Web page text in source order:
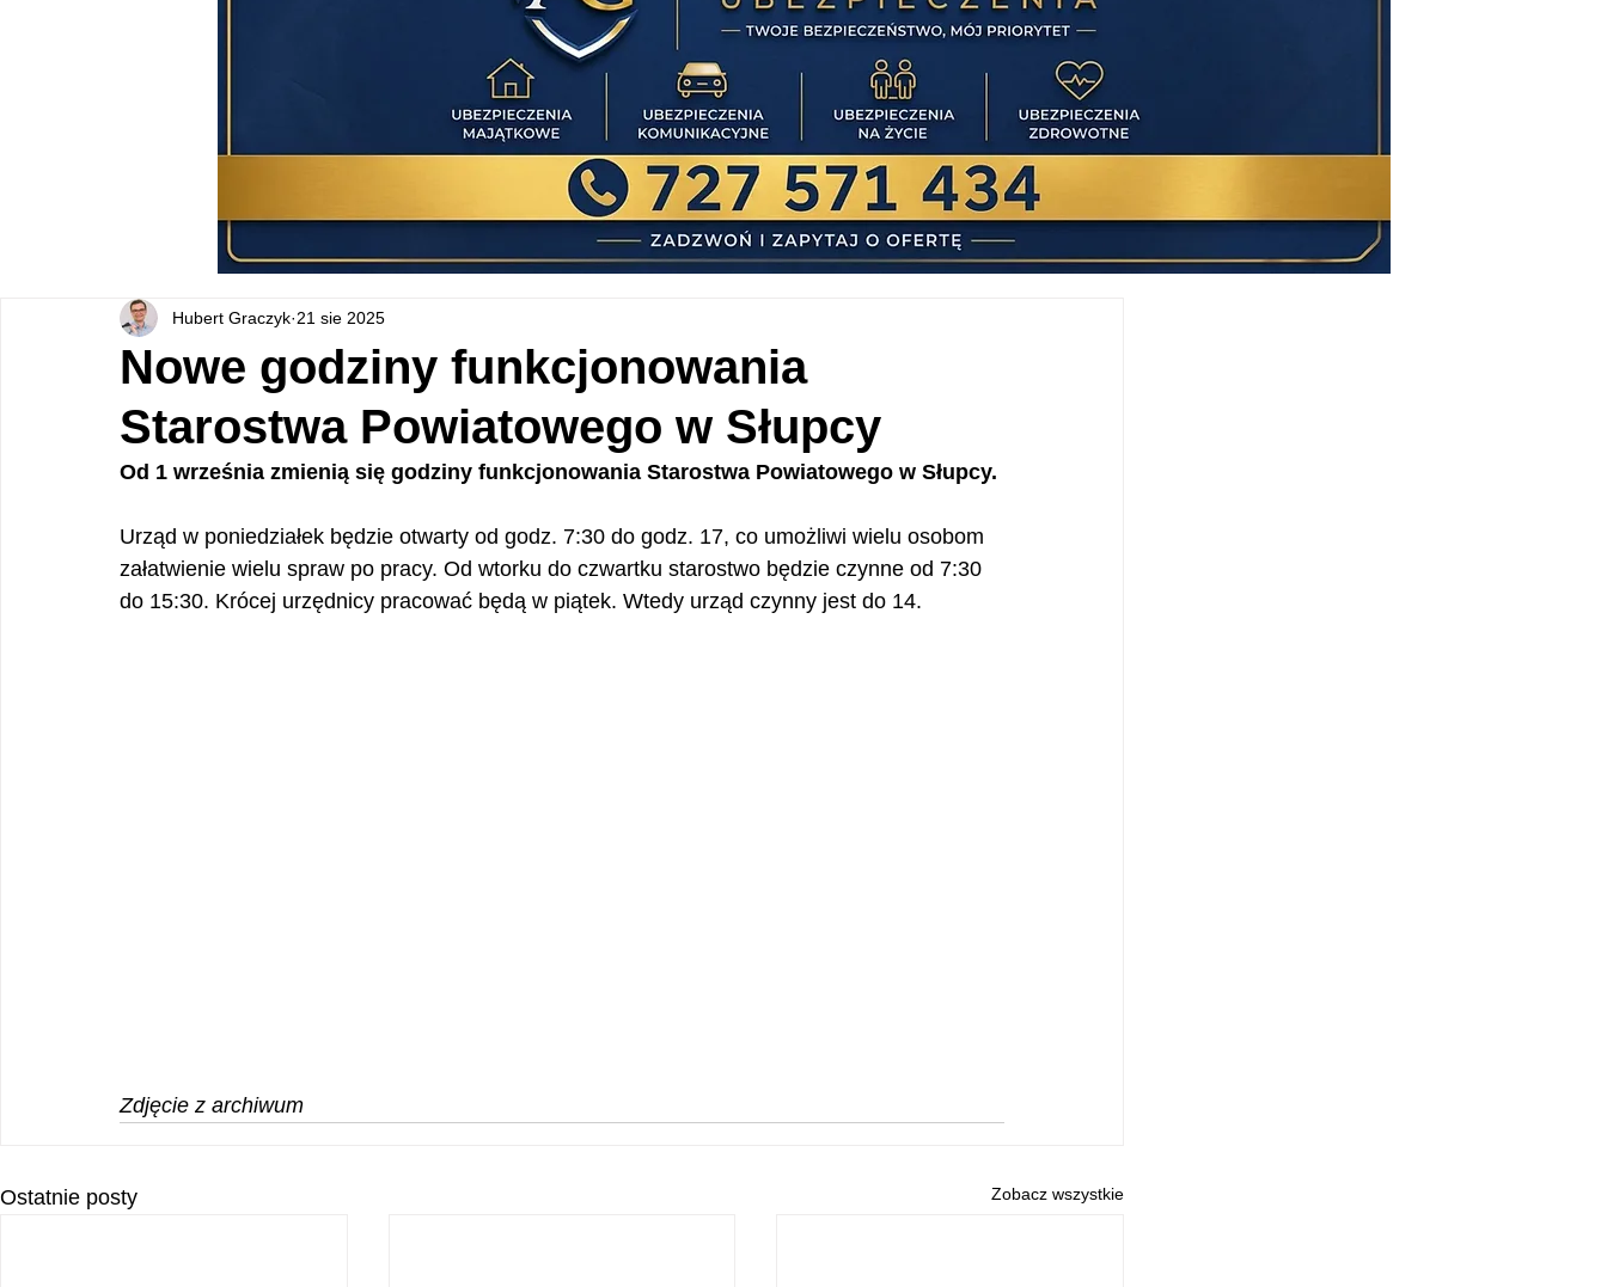
Nowe godziny funkcjonowania
Starostwa Powiatowego w Słupcy
Hubert Graczyk 21 sie 2025
Od 1 września zmienią się godziny funkcjonowania Starostwa Powiatowego w Słupcy.
Urząd w poniedziałek będzie otwarty od godz. 7:30 do godz. 17, co umożliwi wielu osobom
załatwienie wielu spraw po pracy. Od wtorku do czwartku starostwo będzie czynne od 7:30
do 15:30. Krócej urzędnicy pracować będą w piątek. Wtedy urząd czynny jest do 14.
Zdjęcie z archiwum
Ostatnie posty Zobacz wszystkie